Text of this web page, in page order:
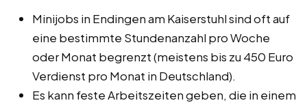
Minijobs in Endingen am Kaiserstuhl sind oft auf
eine bestimmte Stundenanzahl pro Woche
oder Monat begrenzt (meistens bis zu 450 Euro
Verdienst pro Monat in Deutschland).
Es kann feste Arbeitszeiten geben, die in einem